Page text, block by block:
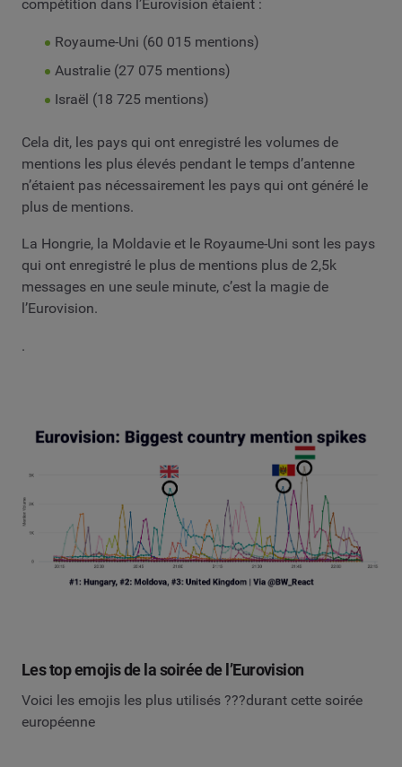
compétition dans l’Eurovision étaient :
Royaume-Uni (60 015 mentions)
Australie (27 075 mentions)
Israël (18 725 mentions)
Cela dit, les pays qui ont enregistré les volumes de
mentions les plus élevés pendant le temps d’antenne
n’étaient pas nécessairement les pays qui ont généré le
plus de mentions.
La Hongrie, la Moldavie et le Royaume-Uni sont les pays
qui ont enregistré le plus de mentions plus de 2,5k
messages en une seule minute, c’est la magie de
l’Eurovision.
.
Les top emojis de la soirée de l’Eurovision
Voici les emojis les plus utilisés ???durant cette soirée
européenne